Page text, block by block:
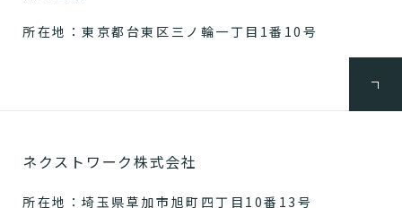
所在地：東京都台東区三ノ輪一丁目1番10号
ネクストワーク株式会社
所在地：埼玉県草加市旭町四丁目10番13号